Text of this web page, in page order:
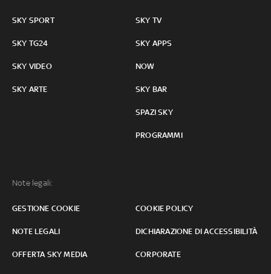
SKY SPORT
SKY TG24
SKY VIDEO
SKY ARTE
SKY TV
SKY APPS
NOW
SKY BAR
SPAZI SKY
PROGRAMMI
Note legali:
GESTIONE COOKIE COOKIE POLICY
NOTE LEGALI DICHIARAZIONE DI ACCESSIBILITÀ
OFFERTA SKY MEDIA CORPORATE